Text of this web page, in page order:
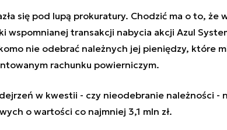
się pod lupą prokuratury. Chodzić ma o to, że
wspomnianej transakcji nabycia akcji Azul
nie odebrać należnych jej pieniędzy, które
rachunku powierniczym.
w kwestii - czy nieodebranie należności -
o wartości co najmniej 3,1 mln zł.